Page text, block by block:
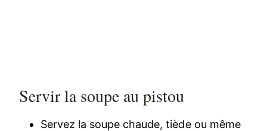
Servir la soupe au pistou
Servez la soupe chaude, tiède ou même